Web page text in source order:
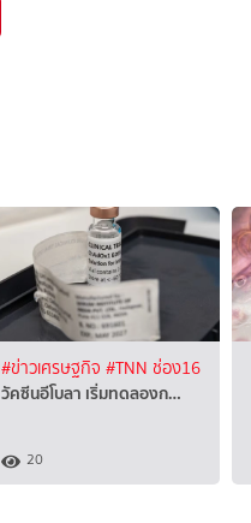
#ข่าวเศรษฐกิจ #TNN ช่อง16
วัคซีนอีโบลา เริ่มทดลองก…
20